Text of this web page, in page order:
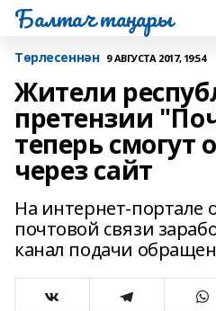
Балтач таңнары
Tөрлесеннән 9 АВГУСТА 2017, 19:54
Жители
претензии
теперь смогут
через сайт
На интернет-портале
почтовой связи
канал подачи